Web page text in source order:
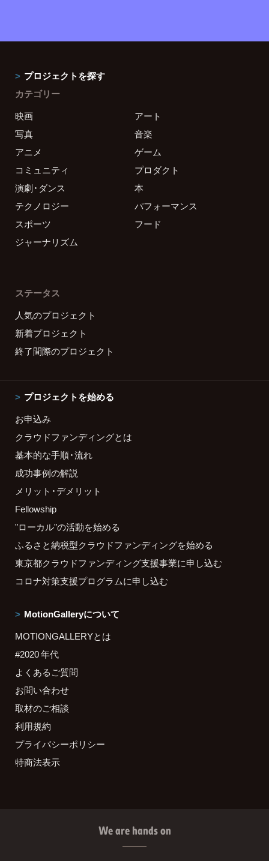
プロジェクトを探す
カテゴリー
映画
アート
写真
音楽
アニメ
ゲーム
コミュニティ
プロダクト
演劇・ダンス
本
テクノロジー
パフォーマンス
スポーツ
フード
ジャーナリズム
ステータス
人気のプロジェクト
新着プロジェクト
終了間際のプロジェクト
プロジェクトを始める
お申込み
クラウドファンディングとは
基本的な手順・流れ
成功事例の解説
メリット・デメリット
Fellowship
"ローカル"の活動を始める
ふるさと納税型クラウドファンディングを始める
東京都クラウドファンディング支援事業に申し込む
コロナ対策支援プログラムに申し込む
MotionGalleryについて
MOTIONGALLERYとは
#2020 年代
よくあるご質問
お問い合わせ
取材のご相談
利用規約
プライバシーポリシー
特商法表示
We are hands on